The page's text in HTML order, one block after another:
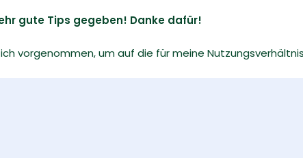
gute Tips gegeben! Danke dafür!
vorgenommen, um auf die für meine